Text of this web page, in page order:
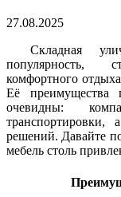
27.08.2025
Складная
популярность,
комфортного
Её преимущества
очевидны:
решений. Давайте
мебель столь